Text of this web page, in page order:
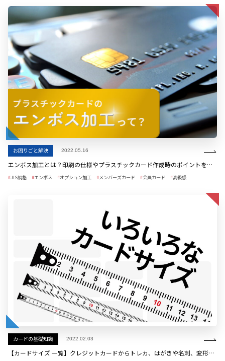
お困りごと解決 2022.05.16
エンボス加工とは？印刷の仕様やプラスチックカード作成時のポイントを解説
JIS規格 エンボス オプション加工 メンバーズカード 会員カード 高級感
カードの基礎知識 2022.02.03
【カードサイズ 一覧】クレジットカードからトレカ、はがきや名刺、変形カードまで